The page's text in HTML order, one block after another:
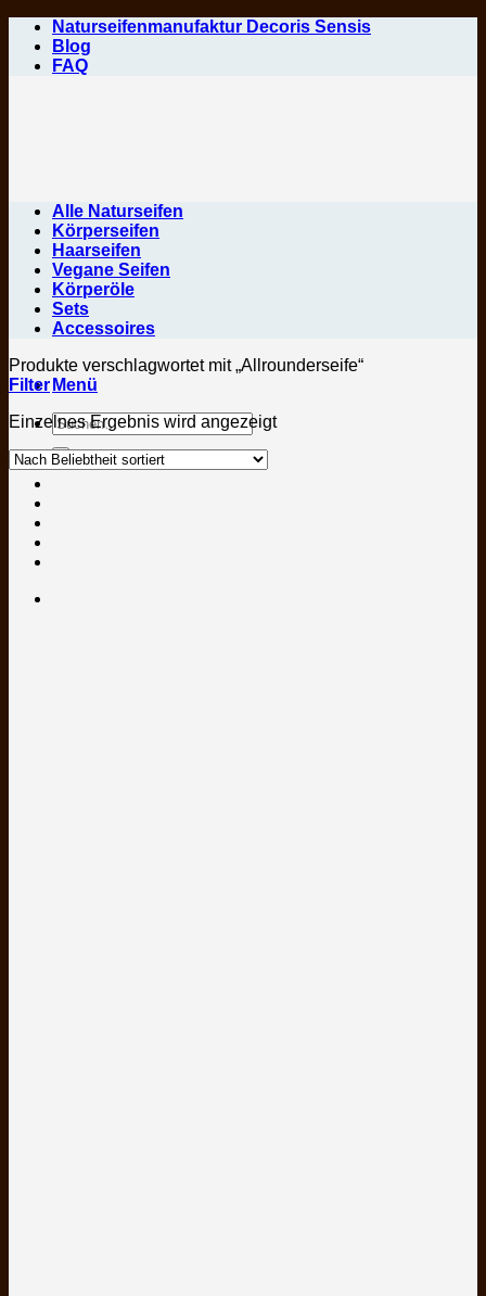
Zum
Inhalt
springen
Naturseifenmanufaktur Decoris Sensis
Blog
FAQ
Menü
Suchen
nach:
Alle Naturseifen
Körperseifen
Haarseifen
Vegane Seifen
Körperöle
Sets
Accessoires
Produkte verschlagwortet mit „Allrounderseife“
Filter
Einzelnes Ergebnis wird angezeigt